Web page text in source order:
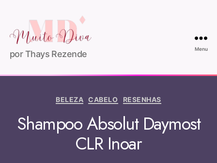
por Thays Rezende
Menu
BELEZA CABELO RESENHAS
Shampoo Absolut Daymost
CLR Inoar